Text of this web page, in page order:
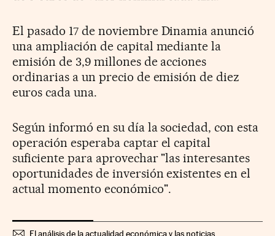
El pasado 17 de noviembre Dinamia anunció
una ampliación de capital mediante la
emisión de 3,9 millones de acciones
ordinarias a un precio de emisión de diez
euros cada una.
Según informó en su día la sociedad, con esta
operación esperaba captar el capital
suficiente para aprovechar "las interesantes
oportunidades de inversión existentes en el
actual momento económico".
El análisis de la actualidad económica y las noticias